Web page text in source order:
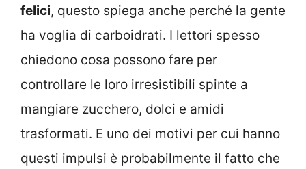
felici, questo spiega anche perché la gente
ha voglia di carboidrati. I lettori spesso
chiedono cosa possono fare per
controllare le loro irresistibili spinte a
mangiare zucchero, dolci e amidi
trasformati. E uno dei motivi per cui hanno
questi impulsi è probabilmente il fatto che